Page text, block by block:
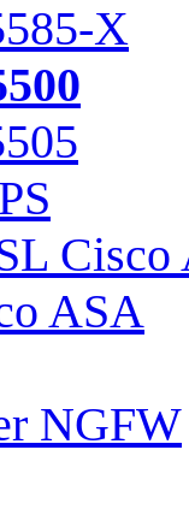
X
Cisco
ASA
NGFW